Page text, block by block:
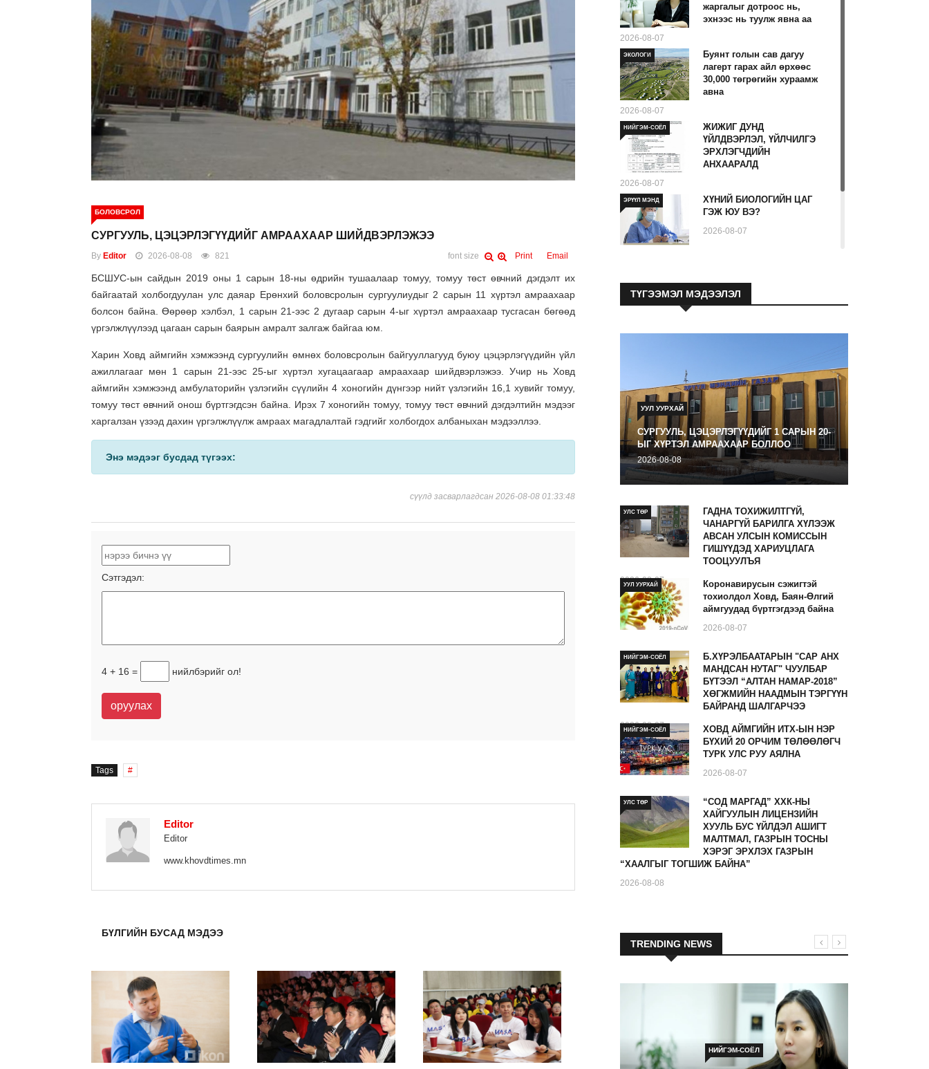
БОЛОВСРОЛ
СУРГУУЛЬ, ЦЭЦЭРЛЭГҮҮДИЙГ АМРААХААР ШИЙДВЭРЛЭЖЭЭ
By Editor 2026-08-08 821 font size Print Email
БСШУС-ын сайдын 2019 оны 1 сарын 18-ны өдрийн тушаалаар томуу, томуу төст өвчний дэгдэлт их
байгаатай холбогдуулан улс даяар Ерөнхий боловсролын сургуулиудыг 2 сарын 11 хүртэл амраахаар
болсон байна. Өөрөөр хэлбэл, 1 сарын 21-ээс 2 дугаар сарын 4-ыг хүртэл амраахаар тусгасан бөгөөд
үргэлжлүүлээд цагаан сарын баярын амралт залгаж байгаа юм.
Харин Ховд аймгийн хэмжээнд сургуулийн өмнөх боловсролын байгууллагууд буюу цэцэрлэгүүдийн үйл
ажиллагааг мөн 1 сарын 21-ээс 25-ыг хүртэл хугацаагаар амраахаар шийдвэрлэжээ. Учир нь Ховд
аймгийн хэмжээнд амбулаторийн үзлэгийн сүүлийн 4 хоногийн дүнгээр нийт үзлэгийн 16,1 хувийг томуу,
томуу төст өвчний онош бүртгэгдсэн байна. Ирэх 7 хоногийн томуу, томуу төст өвчний дэгдэлтийн мэдээг
харгалзан үзээд дахин үргэлжлүүлж амраах магадлалтай гэдгийг холбогдох албаныхан мэдээллээ.
Энэ мэдээг бусдад түгээх:
сүүлд засварлагдсан 2026-08-08 01:33:48
Сэтгэдэл:
4 + 16 = нийлбэрийг ол!
оруулах
Tags
Editor
Editor
www.khovdtimes.mn
БҮЛГИЙН БУСАД МЭДЭЭ
жаргалыг дотроос нь,
эхнээс нь туулж явна аа
2026-08-07
ЭКОЛОГИ
Буянт голын сав дагуу
лагерт гарах айл өрхөөс
30,000 төгрөгийн хураамж
авна
2026-08-07
НИЙГЭМ-СОЁЛ
ЖИЖИГ ДУНД
ҮЙЛДВЭРЛЭЛ, ҮЙЛЧИЛГЭ
ЭРХЛЭГЧДИЙН
АНХААРАЛД
2026-08-07
ЭРҮҮЛ МЭНД
ХҮНИЙ БИОЛОГИЙН ЦАГ
ГЭЖ ЮУ ВЭ?
2026-08-07
шинжилгээ гэж юу вэ
2026-08-07
ТҮГЭЭМЭЛ МЭДЭЭЛЭЛ
УУЛ УУРХАЙ
СУРГУУЛЬ, ЦЭЦЭРЛЭГҮҮДИЙГ 1 САРЫН 20-
ЫГ ХҮРТЭЛ АМРААХААР БОЛЛОО
2026-08-08
УЛС ТӨР
ГАДНА ТОХИЖИЛТГҮЙ,
ЧАНАРГҮЙ БАРИЛГА ХҮЛЭЭЖ
АВСАН УЛСЫН КОМИССЫН
ГИШҮҮДЭД ХАРИУЦЛАГА
ТООЦУУЛЪЯ
2026-08-07
УУЛ УУРХАЙ
Коронавирусын сэжигтэй
тохиолдол Ховд, Баян-Өлгий
аймгуудад бүртгэгдээд байна
2026-08-07
НИЙГЭМ-СОЁЛ
Б.ХҮРЭЛБААТАРЫН "САР АНХ
МАНДСАН НУТАГ" ЧУУЛБАР
БҮТЭЭЛ “АЛТАН НАМАР-2018”
ХӨГЖМИЙН НААДМЫН ТЭРГҮҮН
БАЙРАНД ШАЛГАРЧЭЭ
2026-08-07
НИЙГЭМ-СОЁЛ
ХОВД АЙМГИЙН ИТХ-ЫН НЭР
БҮХИЙ 20 ОРЧИМ ТӨЛӨӨЛӨГЧ
ТУРК УЛС РУУ АЯЛНА
2026-08-07
УЛС ТӨР
“СОД МАРГАД” ХХК-НЫ
ХАЙГУУЛЫН ЛИЦЕНЗИЙН
ХУУЛЬ БУС ҮЙЛДЭЛ АШИГТ
МАЛТМАЛ, ГАЗРЫН ТОСНЫ
ХЭРЭГ ЭРХЛЭХ ГАЗРЫН
“ХААЛГЫГ ТОГШИЖ БАЙНА”
2026-08-08
TRENDING NEWS
НИЙГЭМ-СОЁЛ